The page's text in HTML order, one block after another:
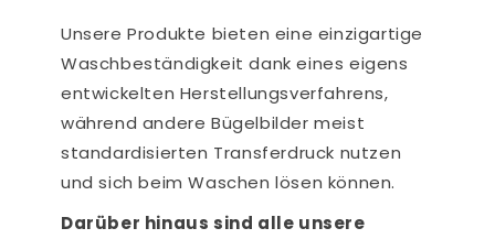
Unsere Produkte bieten eine einzigartige
Waschbeständigkeit dank eines eigens
entwickelten Herstellungsverfahrens,
während andere Bügelbilder meist
standardisierten Transferdruck nutzen
und sich beim Waschen lösen können.
Darüber hinaus sind alle unsere